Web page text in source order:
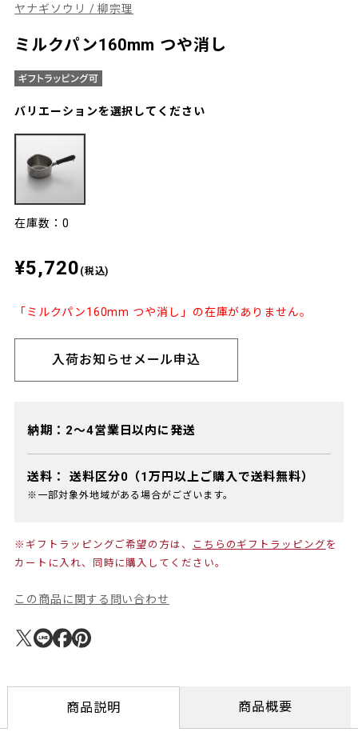
ヤナギソウリ / 柳宗理
ミルクパン160mm つや消し
バリエーションを選択してください
在庫数：0
¥5,720 (税込)
「ミルクパン160mm つや消し」の在庫がありません。
入荷お知らせメール申込
納期：2～4営業日以内に発送
送料： 送料区分0（1万円以上ご購入で送料無料）
※一部対象外地域がある場合がございます。
※ギフトラッピングご希望の方は、 こちらのギフトラッピング を
カートに入れ、同時に購入してください。
この商品に関する問い合わせ
商品説明 商品概要